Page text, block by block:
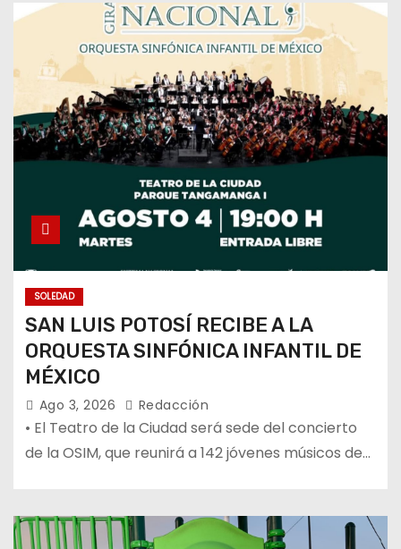
SOLEDAD
SAN LUIS POTOSÍ RECIBE A LA
ORQUESTA SINFÓNICA INFANTIL DE
MÉXICO
Ago 3, 2026 Redacción
• El Teatro de la Ciudad será sede del concierto
de la OSIM, que reunirá a 142 jóvenes músicos de…